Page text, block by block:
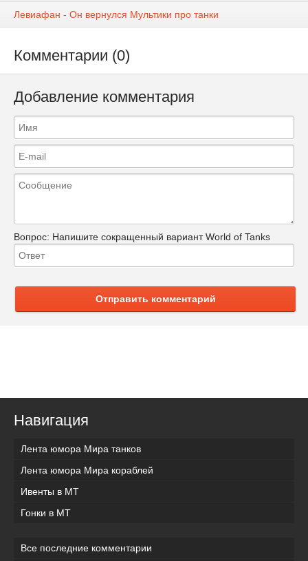
Левиафан - Он вернулся Мультики про танки
Комментарии (0)
Добавление комментария
Вопрос: Напишите сокращенный вариант World of Tanks
Отправить комментарий
Навигация
Лента юмора Мира танков
Лента юмора Мира кораблей
Ивенты в МТ
Гонки в МТ
Все последние комментарии